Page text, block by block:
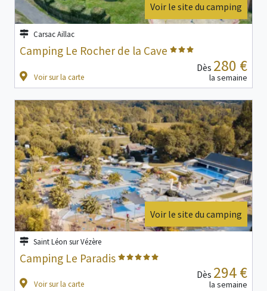
Voir le site du camping
Carsac Aillac
Camping Le Rocher de la Cave
Voir sur la carte
Dès 280 €
la semaine
Voir le site du camping
Saint Léon sur Vézère
Camping Le Paradis
Voir sur la carte
Dès 294 €
la semaine